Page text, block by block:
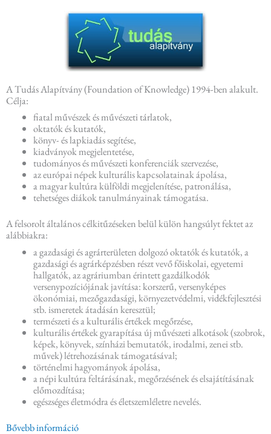
A Tudás Alapítvány (Foundation of Knowledge) 1994-ben alakult.
Célja:
fiatal művészek és művészeti tárlatok,
oktatók és kutatók,
könyv- és lapkiadás segítése,
kiadványok megjelentetése,
tudományos és művészeti konferenciák szervezése,
az európai népek kulturális kapcsolatainak ápolása,
a magyar kultúra külföldi megjelenítése, patronálása,
tehetséges diákok tanulmányainak támogatása.
A felsorolt általános célkitűzéseken belül külön hangsúlyt fektet az
alábbiakra:
a gazdasági és agrárterületen dolgozó oktatók és kutatók, a
gazdasági és agrárképzésben részt vevő főiskolai, egyetemi
hallgatók, az agráriumban érintett gazdálkodók
versenypozíciójának javítása: korszerű, versenyképes
ökonómiai, mezőgazdasági, környezetvédelmi, vidékfejlesztési
stb. ismeretek átadásán keresztül;
természeti és a kulturális értékek megőrzése,
kulturális értékek gyarapítása új művészeti alkotások (szobrok,
képek, könyvek, színházi bemutatók, irodalmi, zenei stb.
művek) létrehozásának támogatásával;
történelmi hagyományok ápolása,
a népi kultúra feltárásának, megőrzésének és elsajátításának
előmozdítása;
egészséges életmódra és életszemléletre nevelés.
Bővebb információ